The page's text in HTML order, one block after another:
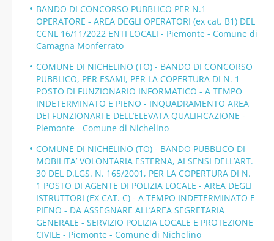
BANDO DI CONCORSO PUBBLICO PER N.1
OPERATORE - AREA DEGLI OPERATORI (ex cat. B1) DEL
CCNL 16/11/2022 ENTI LOCALI - Piemonte - Comune di
Camagna Monferrato
COMUNE DI NICHELINO (TO) - BANDO DI CONCORSO
PUBBLICO, PER ESAMI, PER LA COPERTURA DI N. 1
POSTO DI FUNZIONARIO INFORMATICO - A TEMPO
INDETERMINATO E PIENO - INQUADRAMENTO AREA
DEI FUNZIONARI E DELL’ELEVATA QUALIFICAZIONE -
Piemonte - Comune di Nichelino
COMUNE DI NICHELINO (TO) - BANDO PUBBLICO DI
MOBILITA’ VOLONTARIA ESTERNA, AI SENSI DELL’ART.
30 DEL D.LGS. N. 165/2001, PER LA COPERTURA DI N.
1 POSTO DI AGENTE DI POLIZIA LOCALE - AREA DEGLI
ISTRUTTORI (EX CAT. C) - A TEMPO INDETERMINATO E
PIENO - DA ASSEGNARE ALL’AREA SEGRETARIA
GENERALE - SERVIZIO POLIZIA LOCALE E PROTEZIONE
CIVILE - Piemonte - Comune di Nichelino